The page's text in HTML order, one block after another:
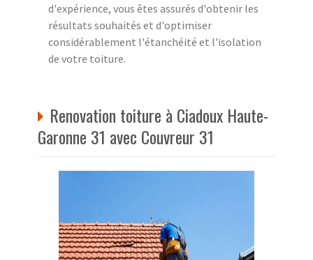
d'expérience, vous êtes assurés d'obtenir les
résultats souhaités et d'optimiser
considérablement l'étanchéité et l'isolation
de votre toiture.
Renovation toiture à Ciadoux Haute-
Garonne 31 avec Couvreur 31